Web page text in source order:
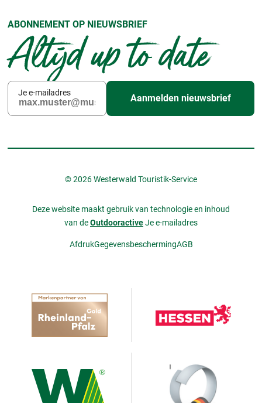
ABONNEMENT OP NIEUWSBRIEF
Altijd up to date
Je e-mailadres
Aanmelden nieuwsbrief
© 2026 Westerwald Touristik-Service
Deze website maakt gebruik van technologie en inhoud
van deOutdooractiveJe e-mailadres
AfdrukGegevensbeschermingAGB